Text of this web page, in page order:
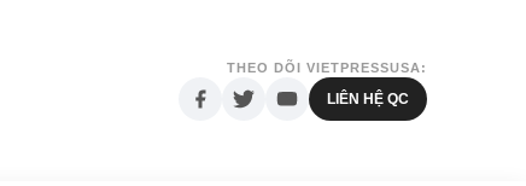
THEO DÕI VIETPRESSUSA:
LIÊN HỆ QC